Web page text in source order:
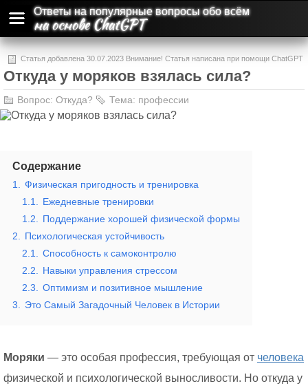
Ответы на популярные вопросы обо всём
на основе ChatGPT
Статья добавлена 30.07.2023 Внимание! Статья написана при помощи ChatGPT
и может содержать ошибки и неточности.
Откуда у моряков взялась сила?
Вопрос: Откуда? Тема: профессии
Содержание
1.
Физическая пригодность и тренировка
1.1.
Ежедневные тренировки
1.2.
Поддержание хорошей физической формы
2.
Психологическая устойчивость
2.1.
Способность к самоконтролю
2.2.
Навыки управления стрессом
2.3.
Оптимизм и позитивное мышление
3.
Это Самый Загадочный Человек в Истории
Моряки — это особая профессия, требующая от человека
физической и психологической выносливости. Но откуда у